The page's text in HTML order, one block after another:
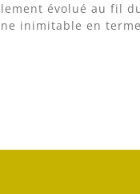
évolué au fil
inimitable en